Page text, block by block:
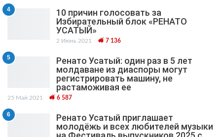
4
10 причин голосовать за
Избирательный блок «РЕНАТО
УСАТЫЙ»
2 Июнь 2021 7 136
5
Ренато Усатый: один раз в 5 лет
молдаване из диаспоры могут
регистрировать машину, не
растаможивая ее
25 Май 2021 6 587
6
Ренато Усатый приглашает
молодёжь и всех любителей музыки